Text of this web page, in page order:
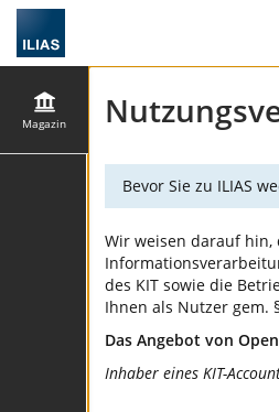
Magazin
Bevor Sie zu ILIAS
Wir weisen darauf hin,
des KIT sowie die
Ihnen als Nutzer gem.
Das Angebot von
Inhaber eines KIT-